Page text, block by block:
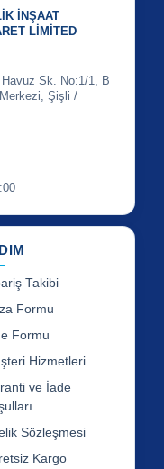
İNŞAAT
LİMİTED
Sk. No:1/1, B
Şişli /
Takibi
Formu
Formu
Hizmetleri
ve İade
Sözleşmesi
Kargo